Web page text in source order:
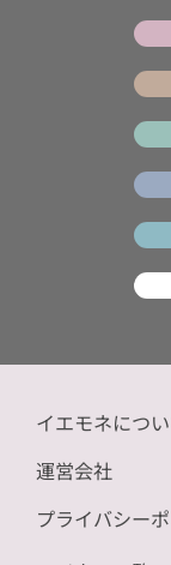
イエモネにつ
運営会社
プライバシー